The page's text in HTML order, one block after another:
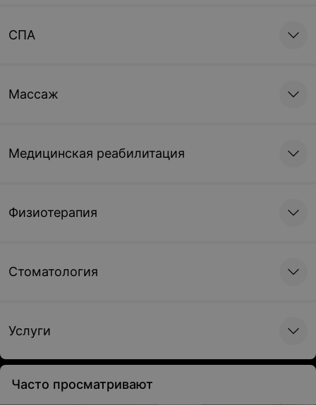
СПА
Массаж
Медицинская реабилитация
Физиотерапия
Стоматология
Услуги
Часто просматривают